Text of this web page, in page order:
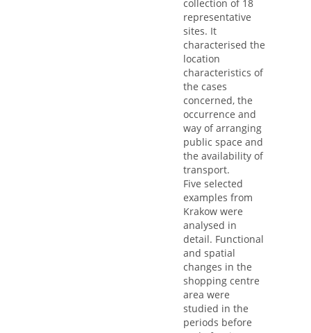
collection of 18
representative
sites. It
characterised the
location
characteristics of
the cases
concerned, the
occurrence and
way of arranging
public space and
the availability of
transport.
Five selected
examples from
Krakow were
analysed in
detail. Functional
and spatial
changes in the
shopping centre
area were
studied in the
periods before